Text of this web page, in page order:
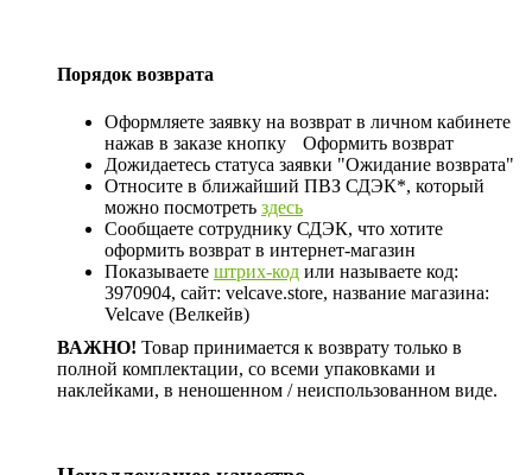
Порядок возврата
Оформляете заявку на возврат в личном кабинете
нажав в заказе кнопку
Оформить возврат
Дожидаетесь статуса заявки "Ожидание возврата"
Относите в ближайший ПВЗ СДЭК*, который
можно посмотреть здесь
Сообщаете сотруднику СДЭК, что хотите
оформить возврат в интернет-магазин
Показываете штрих-код или называете код:
3970904, сайт: velcave.store, название магазина:
Velcave (Велкейв)
ВАЖНО! Товар принимается к возврату только в
полной комплектации, со всеми упаковками и
наклейками, в неношенном / неиспользованном виде.